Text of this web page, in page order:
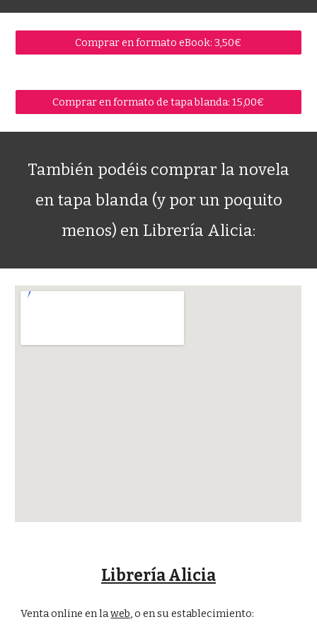
Comprar en formato eBook: 3,50€
Comprar en formato de tapa blanda: 15,00€
También podéis comprar la novela
en tapa blanda (y por un poquito
menos) en Librería Alicia:
Librería Alicia
Venta online en laweb, o en su establecimiento: